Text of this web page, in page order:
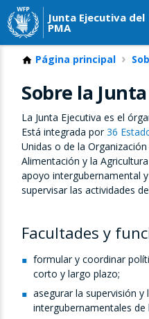
Junta Ejecutiva del
PMA
Página principal
Sobre la Junta
La Junta Ejecutiva es el
Está integrada por36
Unidas o de la
Alimentación y la
apoyo intergubernamental
supervisar las actividades
Facultades y
formular y coordinar
corto y largo plazo;
asegurar la supervisión y
intergubernamentales de